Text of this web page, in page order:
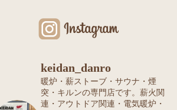
keidan_danro
暖炉・薪ストーブ・サウナ・煙
突・キルンの専門店です。薪火関
連・アウトドア関連・電気暖炉・